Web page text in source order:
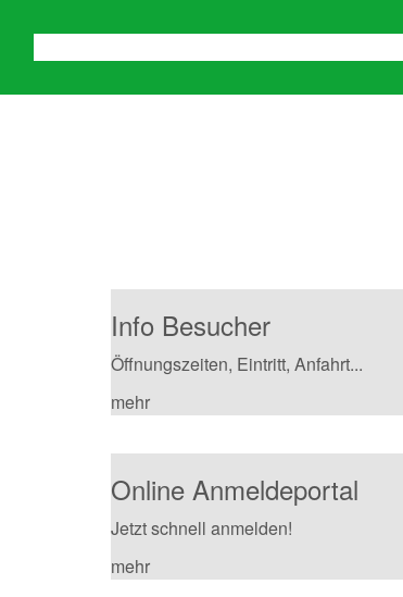
Info Besucher
Öffnungszeiten, Eintritt, Anfahrt...
mehr
Online Anmeldeportal
Jetzt schnell anmelden!
mehr